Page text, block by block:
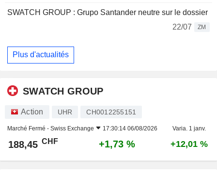
SWATCH GROUP : Grupo Santander neutre sur le dossier
22/07
ZM
Plus d'actualités
SWATCH GROUP
Action UHR CH0012255151
Marché Fermé - Swiss Exchange 17:30:14 06/08/2026 Varia. 1 janv.
188,45 CHF +1,73 % +12,01 %